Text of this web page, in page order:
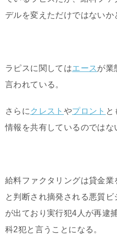
デルを変えただけではないか
ラピスに関してはエース が業
言われている。
さらに クレスト やプロント と
情報を共有しているのではな
給料ファクタリングは貸金
と判断され摘発される悪質
が出ており実行犯4人が再逮
科2犯と言うことになる。